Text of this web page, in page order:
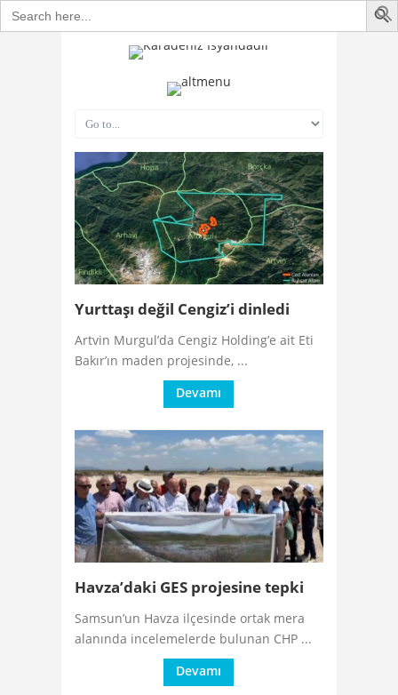
Search
for:
Yurttaşı değil Cengiz’i dinledi
Artvin Murgul’da Cengiz Holding’e ait Eti
Bakır’ın maden projesinde, ...
Devamı
Havza’daki GES projesine tepki
Samsun’un Havza ilçesinde ortak mera
alanında incelemelerde bulunan CHP ...
Devamı